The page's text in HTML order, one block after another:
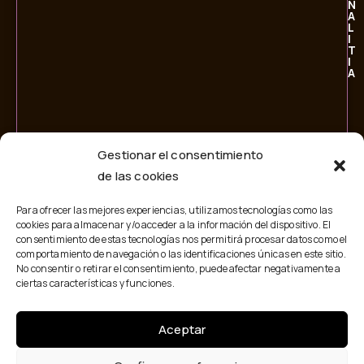
Gestionar el consentimiento
de las cookies
Para ofrecer las mejores experiencias, utilizamos tecnologías como las
cookies para almacenar y/o acceder a la información del dispositivo. El
consentimiento de estas tecnologías nos permitirá procesar datos como el
comportamiento de navegación o las identificaciones únicas en este sitio.
No consentir o retirar el consentimiento, puede afectar negativamente a
ciertas características y funciones.
Aceptar
N
A
L
I
T
I
A